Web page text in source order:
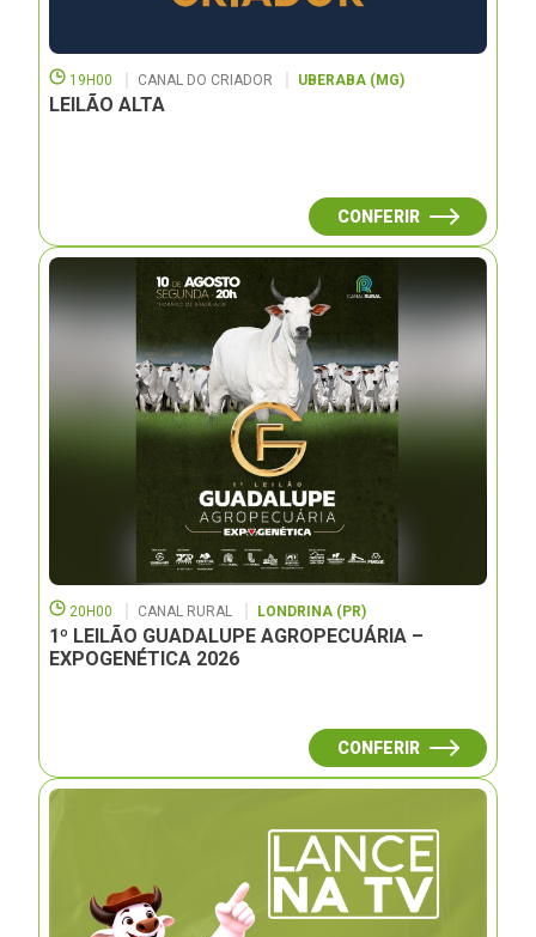
19H00 CANAL DO CRIADOR UBERABA (MG)
LEILÃO ALTA
CONFERIR
20H00 CANAL RURAL LONDRINA (PR)
1º LEILÃO GUADALUPE AGROPECUÁRIA –
EXPOGENÉTICA 2026
CONFERIR